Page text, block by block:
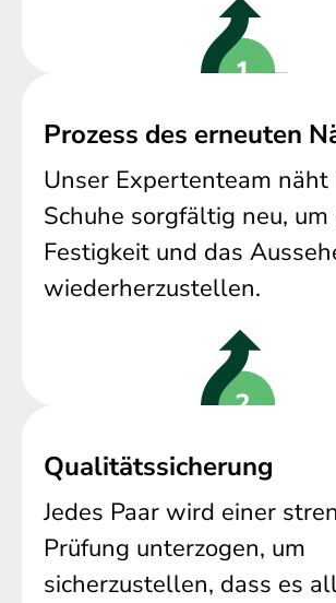
Prozess des erneuten
Unser Expertenteam näht
Schuhe sorgfältig neu, um
Festigkeit und das
wiederherzustellen.
Qualitätssicherung
Jedes Paar wird einer
Prüfung unterzogen, um
sicherzustellen, dass es